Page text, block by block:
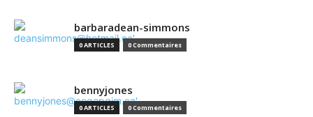
barbaradean-simmons
0 ARTICLES 0 Commentaires
bennyjones
0 ARTICLES 0 Commentaires